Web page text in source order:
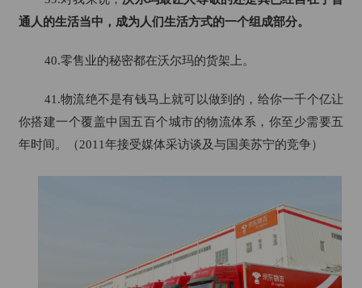
通人的生活当中，成为人们生活方式的一个组成部分。
40.零售业的秘密都在沃尔玛的货架上。
41.物流绝不是有钱马上就可以做到的，给你一千个亿让
你搭建一个覆盖中国五百个城市的物流体系，你至少需要五
年时间。（2011年接受媒体采访谈及与国美苏宁的竞争）